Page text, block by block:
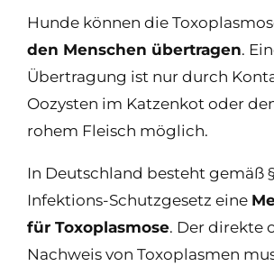
Hunde können die
den Menschen übertragen.
Übertragung ist nur durch
Oozysten im Katzenkot oder
rohem Fleisch möglich.
In Deutschland besteht gemäß
Infektions-Schutzgesetz eine
für Toxoplasmose. Der direkte
Nachweis von Toxoplasmen